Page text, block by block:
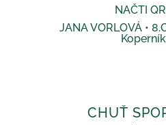
NAČTI
JANA VORLOVÁ •
CHUŤ